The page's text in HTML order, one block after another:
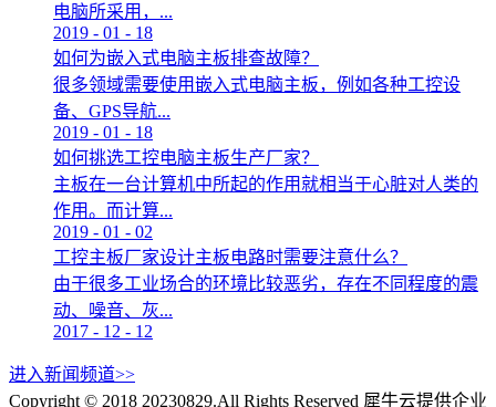
电脑所采用，...
2019 - 01 - 18
如何为嵌入式电脑主板排查故障？
很多领域需要使用嵌入式电脑主板，例如各种工控设
备、GPS导航...
2019 - 01 - 18
如何挑选工控电脑主板生产厂家？
主板在一台计算机中所起的作用就相当于心脏对人类的
作用。而计算...
2019 - 01 - 02
工控主板厂家设计主板电路时需要注意什么？
由于很多工业场合的环境比较恶劣，存在不同程度的震
动、噪音、灰...
2017 - 12 - 12
进入新闻频道>>
Copyright © 2018 20230829.All Rights Reserved 犀牛云提供企业